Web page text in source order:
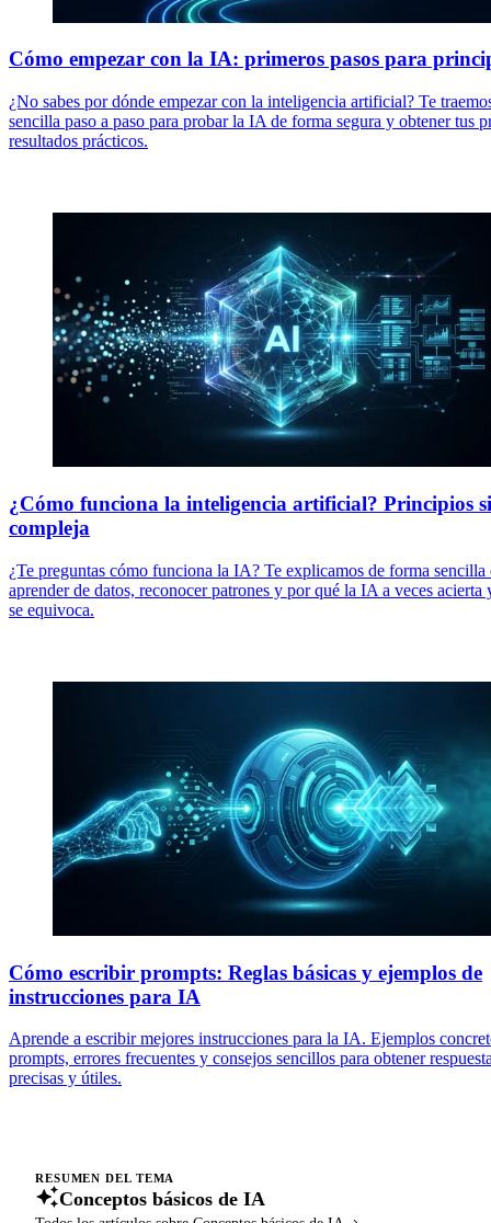
Cómo empezar con la IA: primeros pasos para
¿No sabes por dónde empezar con la inteligencia artificial? Te
sencilla paso a paso para probar la IA de forma segura y obtener tus
resultados prácticos.
¿Cómo funciona la inteligencia artificial? Principios
compleja
¿Te preguntas cómo funciona la IA? Te explicamos de forma
aprender de datos, reconocer patrones y por qué la IA a veces acierta
se equivoca.
Cómo escribir prompts: Reglas básicas y ejemplos de
instrucciones para IA
Aprende a escribir mejores instrucciones para la IA. Ejemplos
prompts, errores frecuentes y consejos sencillos para obtener
precisas y útiles.
RESUMEN DEL TEMA
Conceptos básicos de IA